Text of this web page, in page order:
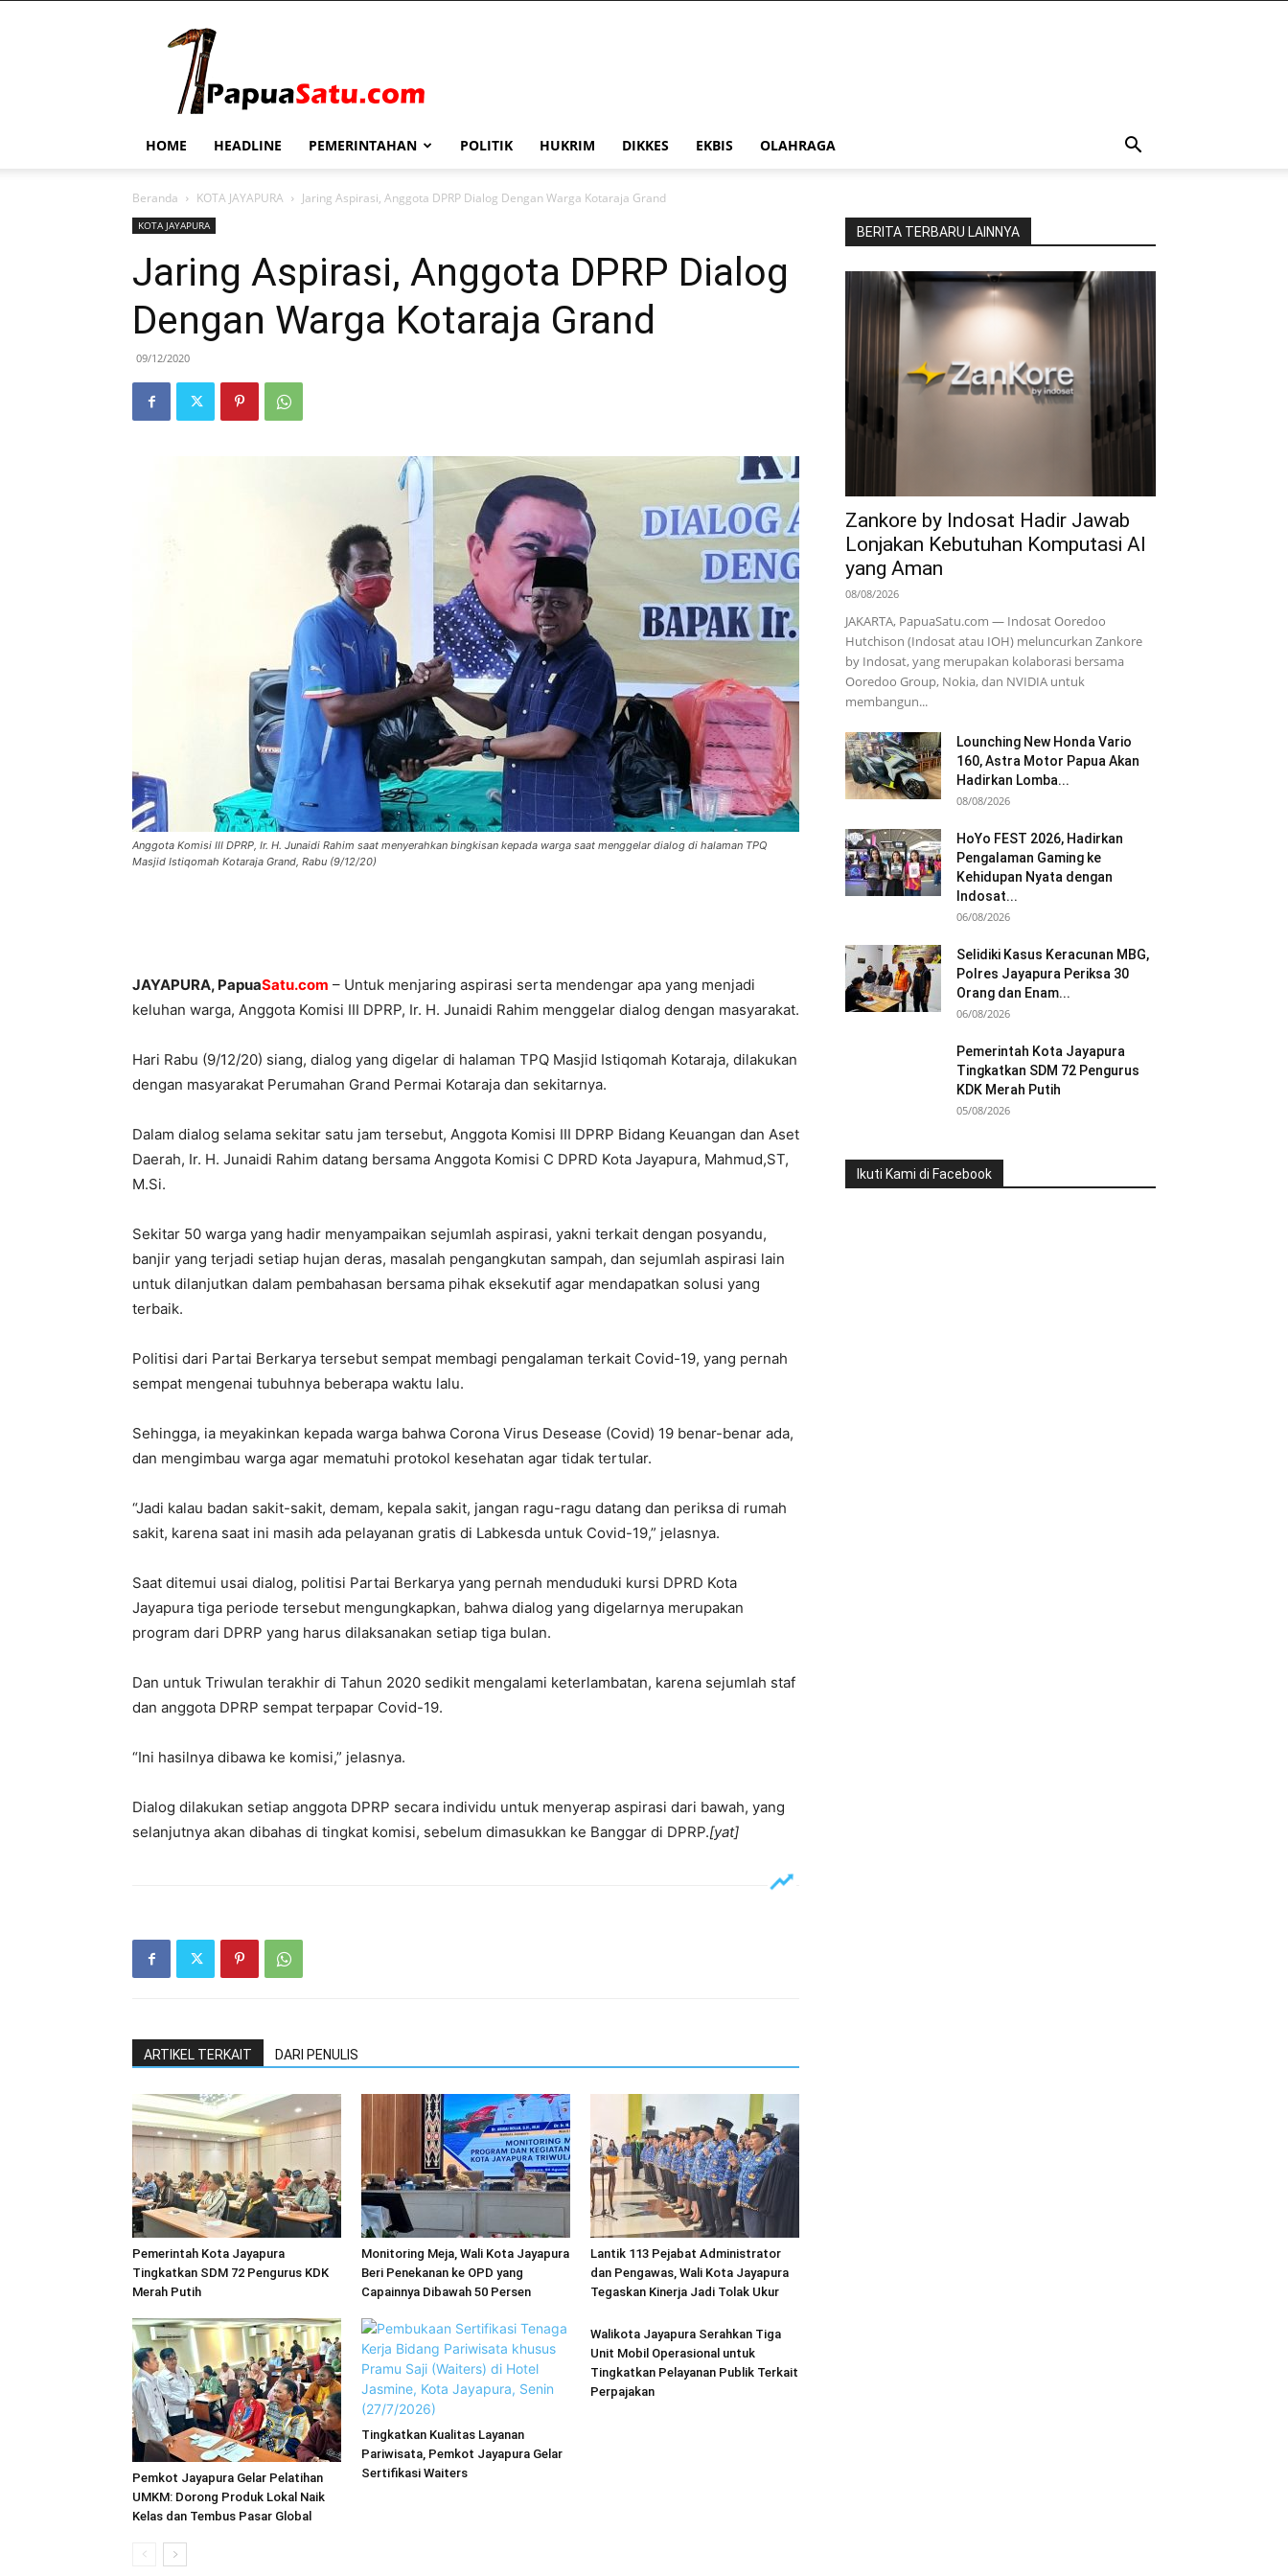
HOME HEADLINE PEMERINTAHAN POLITIK HUKRIM DIKKES EKBIS OLAHRAGA
Beranda KOTA JAYAPURA Jaring Aspirasi, Anggota DPRP Dialog Dengan Warga Kotaraja Grand
KOTA JAYAPURA
Jaring Aspirasi, Anggota DPRP Dialog
Dengan Warga Kotaraja Grand
09/12/2020
Anggota Komisi III DPRP, Ir. H. Junaidi Rahim saat menyerahkan bingkisan kepada warga saat menggelar dialog di halaman TPQ
Masjid Istiqomah Kotaraja Grand, Rabu (9/12/20)
JAYAPURA, PapuaSatu.com – Untuk menjaring aspirasi serta mendengar apa yang menjadi
keluhan warga, Anggota Komisi III DPRP, Ir. H. Junaidi Rahim menggelar dialog dengan masyarakat.
Hari Rabu (9/12/20) siang, dialog yang digelar di halaman TPQ Masjid Istiqomah Kotaraja, dilakukan
dengan masyarakat Perumahan Grand Permai Kotaraja dan sekitarnya.
Dalam dialog selama sekitar satu jam tersebut, Anggota Komisi III DPRP Bidang Keuangan dan Aset
Daerah, Ir. H. Junaidi Rahim datang bersama Anggota Komisi C DPRD Kota Jayapura, Mahmud,ST,
M.Si.
Sekitar 50 warga yang hadir menyampaikan sejumlah aspirasi, yakni terkait dengan posyandu,
banjir yang terjadi setiap hujan deras, masalah pengangkutan sampah, dan sejumlah aspirasi lain
untuk dilanjutkan dalam pembahasan bersama pihak eksekutif agar mendapatkan solusi yang
terbaik.
Politisi dari Partai Berkarya tersebut sempat membagi pengalaman terkait Covid-19, yang pernah
sempat mengenai tubuhnya beberapa waktu lalu.
Sehingga, ia meyakinkan kepada warga bahwa Corona Virus Desease (Covid) 19 benar-benar ada,
dan mengimbau warga agar mematuhi protokol kesehatan agar tidak tertular.
“Jadi kalau badan sakit-sakit, demam, kepala sakit, jangan ragu-ragu datang dan periksa di rumah
sakit, karena saat ini masih ada pelayanan gratis di Labkesda untuk Covid-19,” jelasnya.
Saat ditemui usai dialog, politisi Partai Berkarya yang pernah menduduki kursi DPRD Kota
Jayapura tiga periode tersebut mengungkapkan, bahwa dialog yang digelarnya merupakan
program dari DPRP yang harus dilaksanakan setiap tiga bulan.
Dan untuk Triwulan terakhir di Tahun 2020 sedikit mengalami keterlambatan, karena sejumlah staf
dan anggota DPRP sempat terpapar Covid-19.
“Ini hasilnya dibawa ke komisi,” jelasnya.
Dialog dilakukan setiap anggota DPRP secara individu untuk menyerap aspirasi dari bawah, yang
selanjutnya akan dibahas di tingkat komisi, sebelum dimasukkan ke Banggar di DPRP.[yat]
ARTIKEL TERKAIT DARI PENULIS
Pemerintah Kota Jayapura
Tingkatkan SDM 72 Pengurus KDK
Merah Putih
Monitoring Meja, Wali Kota Jayapura
Beri Penekanan ke OPD yang
Capainnya Dibawah 50 Persen
Lantik 113 Pejabat Administrator
dan Pengawas, Wali Kota Jayapura
Tegaskan Kinerja Jadi Tolak Ukur
Pemkot Jayapura Gelar Pelatihan
UMKM: Dorong Produk Lokal Naik
Kelas dan Tembus Pasar Global
Tingkatkan Kualitas Layanan
Pariwisata, Pemkot Jayapura Gelar
Sertifikasi Waiters
Walikota Jayapura Serahkan Tiga
Unit Mobil Operasional untuk
Tingkatkan Pelayanan Publik Terkait
Perpajakan
BERITA TERBARU LAINNYA
Zankore by Indosat Hadir Jawab
Lonjakan Kebutuhan Komputasi AI
yang Aman
08/08/2026
JAKARTA, PapuaSatu.com — Indosat Ooredoo
Hutchison (Indosat atau IOH) meluncurkan Zankore
by Indosat, yang merupakan kolaborasi bersama
Ooredoo Group, Nokia, dan NVIDIA untuk
membangun...
Lounching New Honda Vario
160, Astra Motor Papua Akan
Hadirkan Lomba...
08/08/2026
HoYo FEST 2026, Hadirkan
Pengalaman Gaming ke
Kehidupan Nyata dengan
Indosat...
06/08/2026
Selidiki Kasus Keracunan MBG,
Polres Jayapura Periksa 30
Orang dan Enam...
06/08/2026
Pemerintah Kota Jayapura
Tingkatkan SDM 72 Pengurus
KDK Merah Putih
05/08/2026
Ikuti Kami di Facebook